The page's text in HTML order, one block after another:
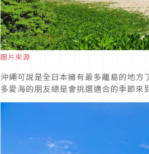
圖片來源
沖繩可說是全日本擁有最多離島的地
多愛海的朋友總是會挑選適合的季節